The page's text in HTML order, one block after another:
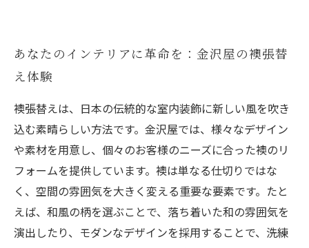
あなたのインテリアに革命を：金沢屋の襖張替
え体験
襖張替えは、日本の伝統的な室内装飾に新しい風を吹き
込む素晴らしい方法です。金沢屋では、様々なデザイン
や素材を用意し、個々のお客様のニーズに合った襖のリ
フォームを提供しています。襖は単なる仕切りではな
く、空間の雰囲気を大きく変える重要な要素です。たと
えば、和風の柄を選ぶことで、落ち着いた和の雰囲気を
演出したり、モダンなデザインを採用することで、洗練